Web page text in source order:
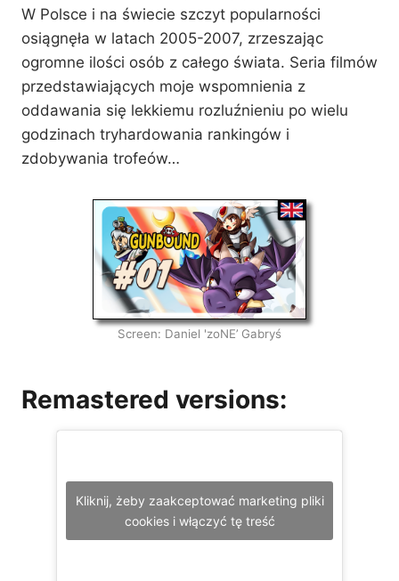
W Polsce i na świecie szczyt popularności
osiągnęła w latach 2005-2007, zrzeszając
ogromne ilości osób z całego świata. Seria filmów
przedstawiających moje wspomnienia z
oddawania się lekkiemu rozluźnieniu po wielu
godzinach tryhardowania rankingów i
zdobywania trofeów…
Screen: Daniel 'zoNE’ Gabryś
Remastered versions:
Kliknij, żeby zaakceptować marketing pliki
cookies i włączyć tę treść